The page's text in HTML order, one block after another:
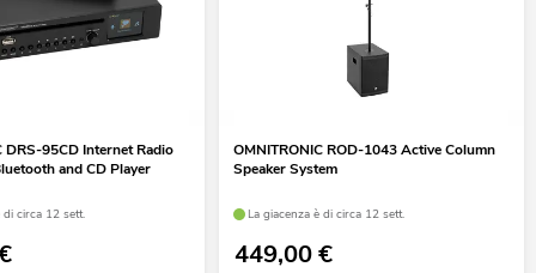
DRS-95CD Internet Radio
and CD Player
di circa 12 sett.
OMNITRONIC ROD-1043 Active Column
Speaker System
La giacenza è di circa 12 sett.
449,00€